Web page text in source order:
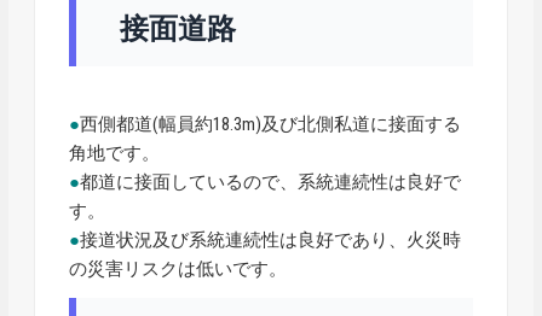
接面道路
●西側都道(幅員約18.3m)及び北側私道に接面する
角地です。
●都道に接面しているので、系統連続性は良好で
す。
●接道状況及び系統連続性は良好であり、火災時
の災害リスクは低いです。